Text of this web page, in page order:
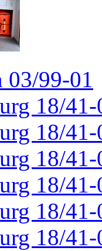
03/99-01
18/41-
18/41-
18/41-
18/41-
18/41-
18/41-